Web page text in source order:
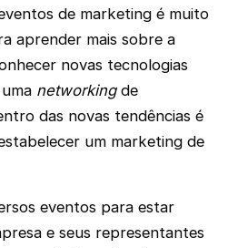
de marketing é muito
aprender mais sobre a
novas tecnologias
networkingde
das novas tendências é
um marketing de
eventos para estar
e seus representantes